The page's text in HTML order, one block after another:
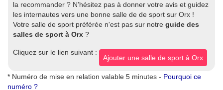
la recommander ? N'hésitez pas à donner votre avis et guidez
les internautes vers une bonne salle de de sport sur Orx !
Votre salle de sport préférée n'est pas sur notre guide des
salles de sport à Orx ?
Cliquez sur le lien suivant :
Ajouter une salle de sport à Orx
* Numéro de mise en relation valable 5 minutes - Pourquoi ce
numéro ?